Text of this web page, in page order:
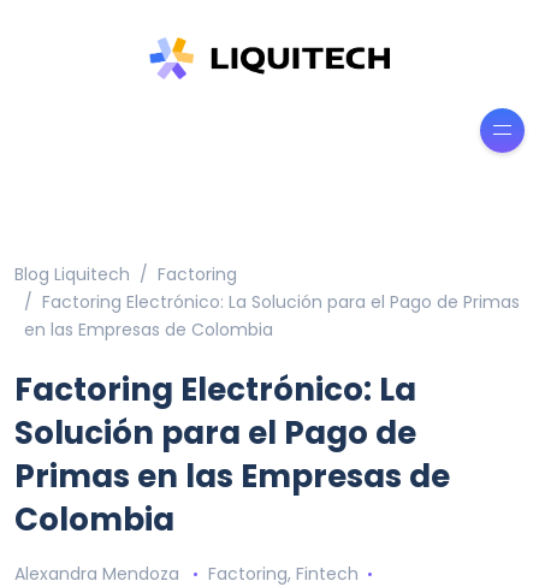
Blog Liquitech
Factoring
Factoring Electrónico: La Solución para el Pago de Primas
en las Empresas de Colombia
Factoring Electrónico: La
Solución para el Pago de
Primas en las Empresas de
Colombia
Alexandra Mendoza Factoring, Fintech